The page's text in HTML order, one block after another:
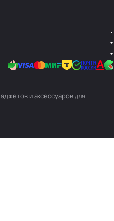
и аксессуаров для